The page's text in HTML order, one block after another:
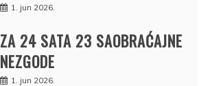
1. jun 2026.
ZA 24 SATA 23 SAOBRAĆAJNE
NEZGODE
1. jun 2026.